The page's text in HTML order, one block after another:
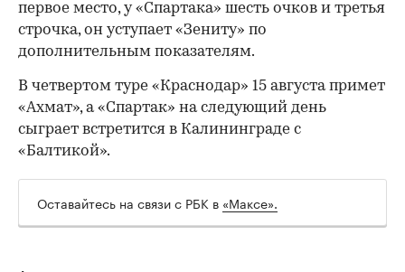
первое место, у «Спартака» шесть очков и третья
строчка, он уступает «Зениту» по
дополнительным показателям.
В четвертом туре «Краснодар» 15 августа примет
«Ахмат», а «Спартак» на следующий день
сыграет встретится в Калининграде с
«Балтикой».
Оставайтесь на связи с РБК в «Максе».